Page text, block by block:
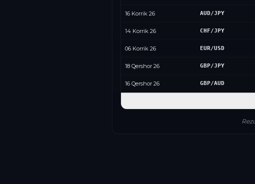
16 Korrik 26 AUD/JPY
14 Korrik 26 CHF/JPY
06 Korrik 26 EUR/USD
18 Qershor 26 GBP/JPY
16 Qershor 26 GBP/AUD